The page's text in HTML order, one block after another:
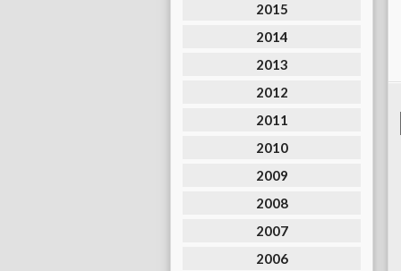
2015
2014
2013
2012
2011
2010
2009
2008
2007
2006